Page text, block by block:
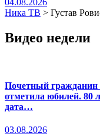
04.08.2026
Ника ТВ > Густав
Видео недели
Почетный гражданин
отметила юбилей. 80
дата…
03.08.2026